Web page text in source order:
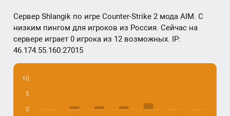
Сервер Shlangik по игре Counter-Strike 2 мода AIM. С
низким пингом для игроков из Россия. Сейчас на
сервере играет 0 игрока из 12 возможных. IP:
46.174.55.160:27015